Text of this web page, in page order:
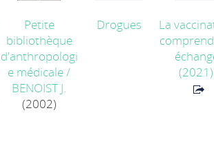
Petite
bibliothèque
d'anthropologi
e médicale/
BENOIST J.
(2002)
Drogues
La
(2021)